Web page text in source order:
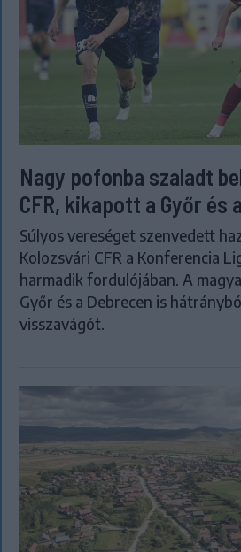
Nagy pofonba szaladt
CFR, kikapott a Győr és
Súlyos vereséget szenvedett
Kolozsvári CFR a Konferencia
harmadik fordulójában. A
Győr és a Debrecen is
visszavágót.